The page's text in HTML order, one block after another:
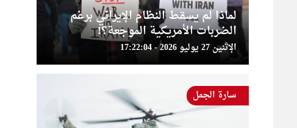
لماذا لم يسقط النظام الإيراني برغم
الضربات الأمريكية الموجعة؟!
الإثنين 27 يوليو 2026 - 17:22:04
سارة الجمل